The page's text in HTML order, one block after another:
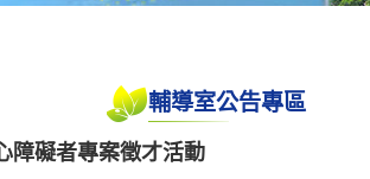
輔導室公告專區
障礙者專案徵才活動